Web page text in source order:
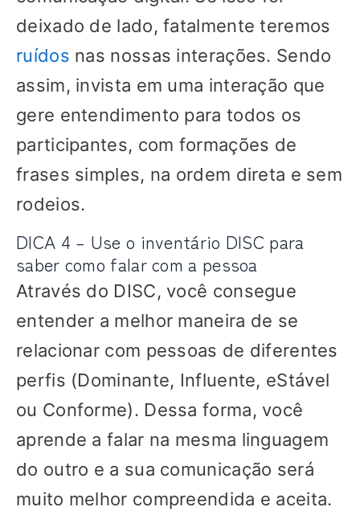
deixado de lado, fatalmente teremos
ruídos nas nossas interações. Sendo
assim, invista em uma interação que
gere entendimento para todos os
participantes, com formações de
frases simples, na ordem direta e sem
rodeios.
DICA 4 – Use o inventário DISC para
saber como falar com a pessoa
Através do DISC, você consegue
entender a melhor maneira de se
relacionar com pessoas de diferentes
perfis (Dominante, Influente, eStável
ou Conforme). Dessa forma, você
aprende a falar na mesma linguagem
do outro e a sua comunicação será
muito melhor compreendida e aceita.